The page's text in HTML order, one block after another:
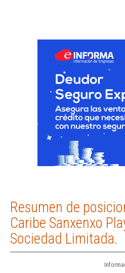
Resumen de
Caribe Sanxenxo
Sociedad Limitada.